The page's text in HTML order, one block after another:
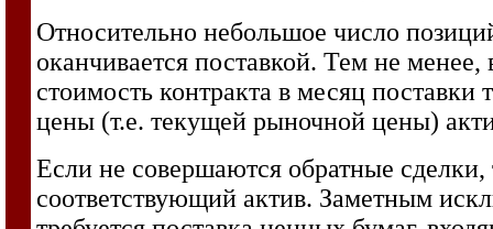
Относительно небольшое число
оканчивается поставкой. Тем не
стоимость контракта в месяц поставки
цены (т.е. текущей рыночной цены)
Если не совершаются обратные
соответствующий актив. Заметным